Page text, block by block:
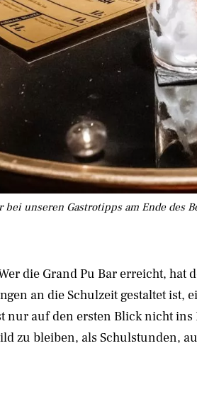
unseren Gastrotipps am Ende des
die Grand Pu Bar erreicht,
an die Schulzeit gestaltet
nur auf den ersten Blick nicht
zu bleiben, als Schulstunden,